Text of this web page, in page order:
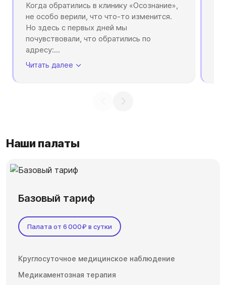
Когда обратились в клинику «Осознание»,
не особо верили, что что-то изменится.
Но здесь с первых дней мы
почувствовали, что обратились по
адресу:...
Читать далее
Наши палаты
Базовый тариф
Палата от 6 000₽ в сутки
Круглосуточное медицинское наблюдение
Медикаментозная терапия